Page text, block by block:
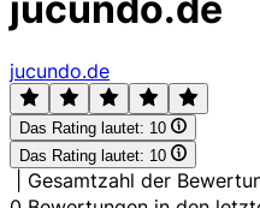
jucundo.de
jucundo.de
Das Rating lautet: 10
Das Rating lautet: 10
Gesamtzahl der